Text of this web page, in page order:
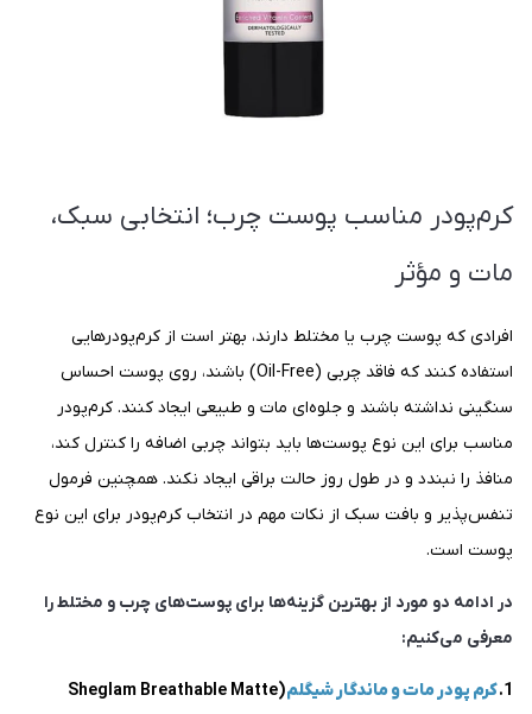
کرم‌پودر مناسب پوست چرب؛ انتخابی سبک،
مات و مؤثر
افرادی که پوست چرب یا مختلط دارند، بهتر است از کرم‌پودرهایی
استفاده کنند که فاقد چربی (Oil-Free) باشند، روی پوست احساس
سنگینی نداشته باشند و جلوه‌ای مات و طبیعی ایجاد کنند. کرم‌پودر
مناسب برای این نوع پوست‌ها باید بتواند چربی اضافه را کنترل کند،
منافذ را نبندد و در طول روز حالت براقی ایجاد نکند. همچنین فرمول
تنفس‌پذیر و بافت سبک از نکات مهم در انتخاب کرم‌پودر برای این نوع
پوست است.
در ادامه دو مورد از بهترین گزینه‌ها برای پوست‌های چرب و مختلط را
معرفی می‌کنیم:
1. کرم پودر مات و ماندگار شیگلم (Sheglam Breathable Matte